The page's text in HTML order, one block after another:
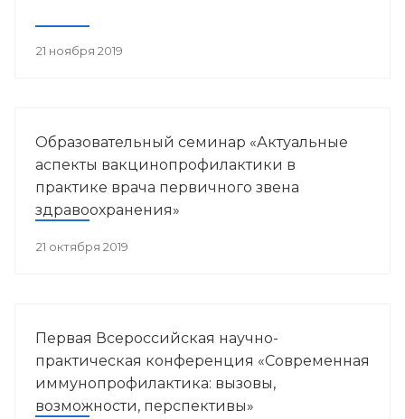
21 ноября 2019
Образовательный семинар «Актуальные
аспекты вакцинопрофилактики в
практике врача первичного звена
здравоохранения»
21 октября 2019
Первая Всероссийская научно-
практическая конференция «Современная
иммунопрофилактика: вызовы,
возможности, перспективы»